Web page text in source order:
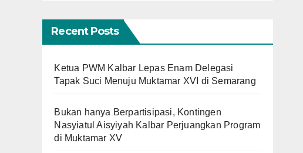
Recent Posts
Ketua PWM Kalbar Lepas Enam Delegasi
Tapak Suci Menuju Muktamar XVI di Semarang
Bukan hanya Berpartisipasi, Kontingen
Nasyiatul Aisyiyah Kalbar Perjuangkan Program
di Muktamar XV